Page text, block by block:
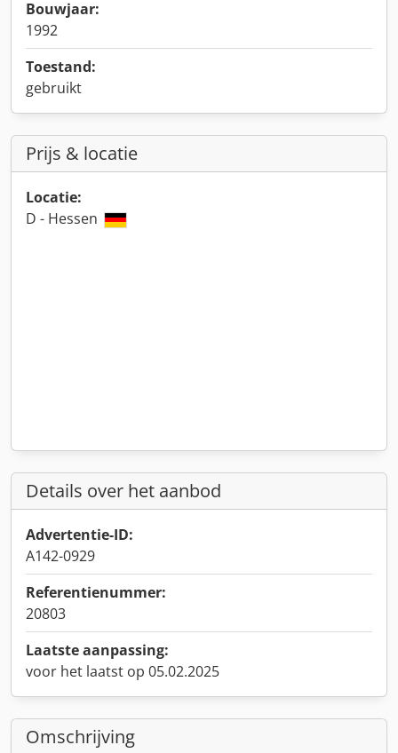
Bouwjaar:
1992
Toestand:
gebruikt
Prijs & locatie
Locatie:
D - Hessen
Details over het aanbod
Advertentie-ID:
A142-0929
Referentienummer:
20803
Laatste aanpassing:
voor het laatst op 05.02.2025
Omschrijving